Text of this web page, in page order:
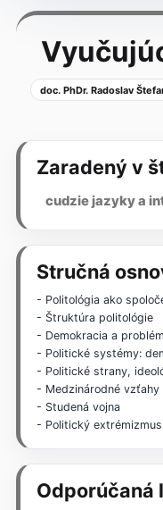
doc. PhDr. Radoslav
Zaradený v
cudzie jazyky a
Stručná
- Politológia ako
- Štruktúra politológie
- Demokracia a
- Politické systémy:
- Politické strany,
- Medzinárodné
- Studená vojna
- Politický extrémizmus
Odporúčaná